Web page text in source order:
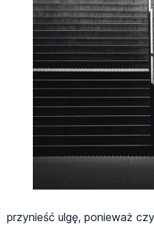
przynieść ulgę, ponieważ